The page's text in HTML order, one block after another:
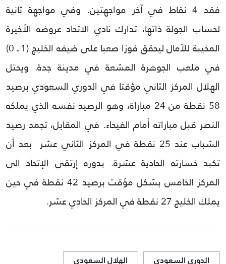
فقد 4 نقاط في آخر مواجهتين.
وفي مواجهة ثانية
لحساب الجولة ذاتها، تدارك نادي الاتحاد عروضه الأخيرة
المخيبة للآمال ليحقق فوزا صعبا على ضيفه الخليج (1 ـ 0)
في ملعب الجوهرة المشعة في مدينة جدة. ويحتل
الهلال المركز الثاني مؤقتا في الدوري السعودي برصيد
58 نقطة من 24 مباراة، وهو الرصيد نفسه الذي يملكه
النصر قبل مباراته أمام الفيحاء. في المقابل، تجمد رصيد
الشباب عند 25 نقطة في المركز الثاني عشر بعد أن
تكبد خسارته الحادية عشرة. بدوره إرتقى الإتحاد الى
المركز الخامس بشكل مؤقت برصيد 42 نقطة في حين
يملك الخليج 27 نقطة في المركز الحادي عشر.
الدوري السعودي الهلال السعودي